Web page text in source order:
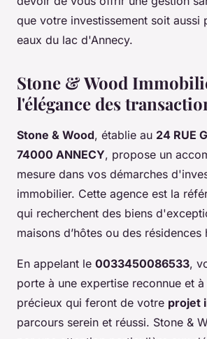
que votre investissement soit aussi
eaux du lac d'Annecy.
Stone & Wood
l'élégance des
Stone & Wood, établie au 24 RUE
74000 ANNECY, propose un
mesure dans vos démarches
immobilier. Cette agence est la
qui recherchent des biens
maisons d’hôtes ou des résidences
En appelant le 0033450086533,
porte à une expertise reconnue et
précieux qui feront de votre projet
parcours serein et réussi. Stone &